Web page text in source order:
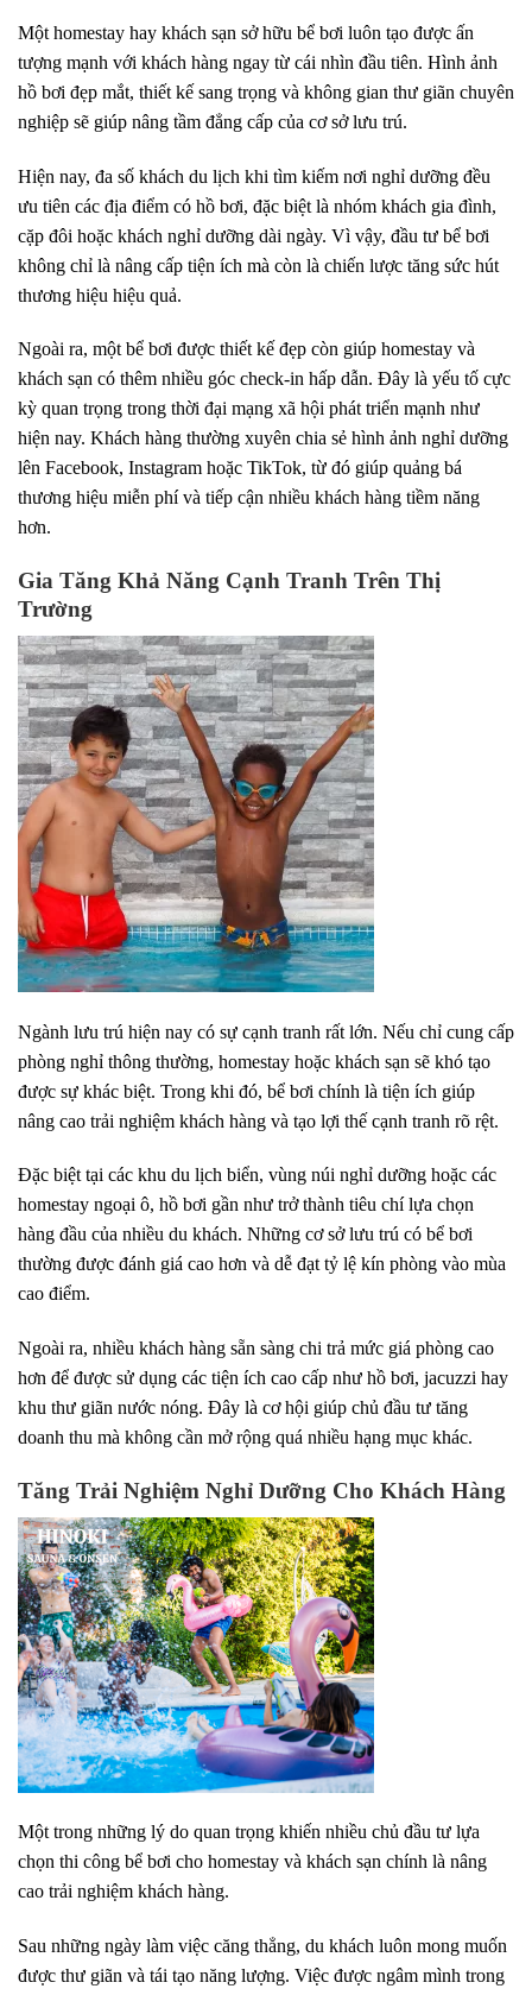
Một homestay hay khách sạn sở hữu bể bơi luôn tạo được ấn
tượng mạnh với khách hàng ngay từ cái nhìn đầu tiên. Hình ảnh
hồ bơi đẹp mắt, thiết kế sang trọng và không gian thư giãn chuyên
nghiệp sẽ giúp nâng tầm đẳng cấp của cơ sở lưu trú.
Hiện nay, đa số khách du lịch khi tìm kiếm nơi nghỉ dưỡng đều
ưu tiên các địa điểm có hồ bơi, đặc biệt là nhóm khách gia đình,
cặp đôi hoặc khách nghỉ dưỡng dài ngày. Vì vậy, đầu tư bể bơi
không chỉ là nâng cấp tiện ích mà còn là chiến lược tăng sức hút
thương hiệu hiệu quả.
Ngoài ra, một bể bơi được thiết kế đẹp còn giúp homestay và
khách sạn có thêm nhiều góc check-in hấp dẫn. Đây là yếu tố cực
kỳ quan trọng trong thời đại mạng xã hội phát triển mạnh như
hiện nay. Khách hàng thường xuyên chia sẻ hình ảnh nghỉ dưỡng
lên Facebook, Instagram hoặc TikTok, từ đó giúp quảng bá
thương hiệu miễn phí và tiếp cận nhiều khách hàng tiềm năng
hơn.
Gia Tăng Khả Năng Cạnh Tranh Trên Thị
Trường
Ngành lưu trú hiện nay có sự cạnh tranh rất lớn. Nếu chỉ cung cấp
phòng nghỉ thông thường, homestay hoặc khách sạn sẽ khó tạo
được sự khác biệt. Trong khi đó, bể bơi chính là tiện ích giúp
nâng cao trải nghiệm khách hàng và tạo lợi thế cạnh tranh rõ rệt.
Đặc biệt tại các khu du lịch biển, vùng núi nghỉ dưỡng hoặc các
homestay ngoại ô, hồ bơi gần như trở thành tiêu chí lựa chọn
hàng đầu của nhiều du khách. Những cơ sở lưu trú có bể bơi
thường được đánh giá cao hơn và dễ đạt tỷ lệ kín phòng vào mùa
cao điểm.
Ngoài ra, nhiều khách hàng sẵn sàng chi trả mức giá phòng cao
hơn để được sử dụng các tiện ích cao cấp như hồ bơi, jacuzzi hay
khu thư giãn nước nóng. Đây là cơ hội giúp chủ đầu tư tăng
doanh thu mà không cần mở rộng quá nhiều hạng mục khác.
Tăng Trải Nghiệm Nghỉ Dưỡng Cho Khách Hàng
Một trong những lý do quan trọng khiến nhiều chủ đầu tư lựa
chọn thi công bể bơi cho homestay và khách sạn chính là nâng
cao trải nghiệm khách hàng.
Sau những ngày làm việc căng thẳng, du khách luôn mong muốn
được thư giãn và tái tạo năng lượng. Việc được ngâm mình trong